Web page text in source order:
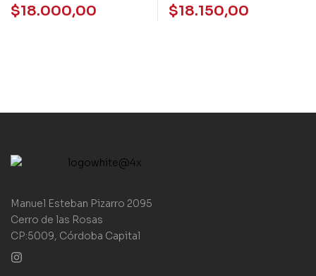
HACER MATEMATICA
JUNTOS 4 PACK NVA
$18.000,00
FUNDAMENTALES 3 ES
FISICOQUIMICA
$18.150,00
Manuel Esteban Pizarro 2095
Cerro de las Rosas
CP:5009, Córdoba Capital